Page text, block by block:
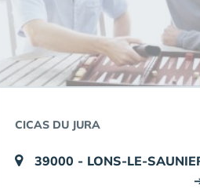
CICAS DU JURA
39000 - LONS-LE-